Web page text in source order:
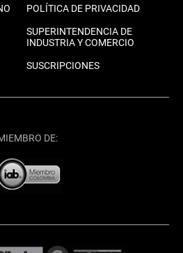
POLÍTICA DE PRIVACIDAD
SUPERINTENDENCIA DE
INDUSTRIA Y COMERCIO
SUSCRIPCIONES
DE: